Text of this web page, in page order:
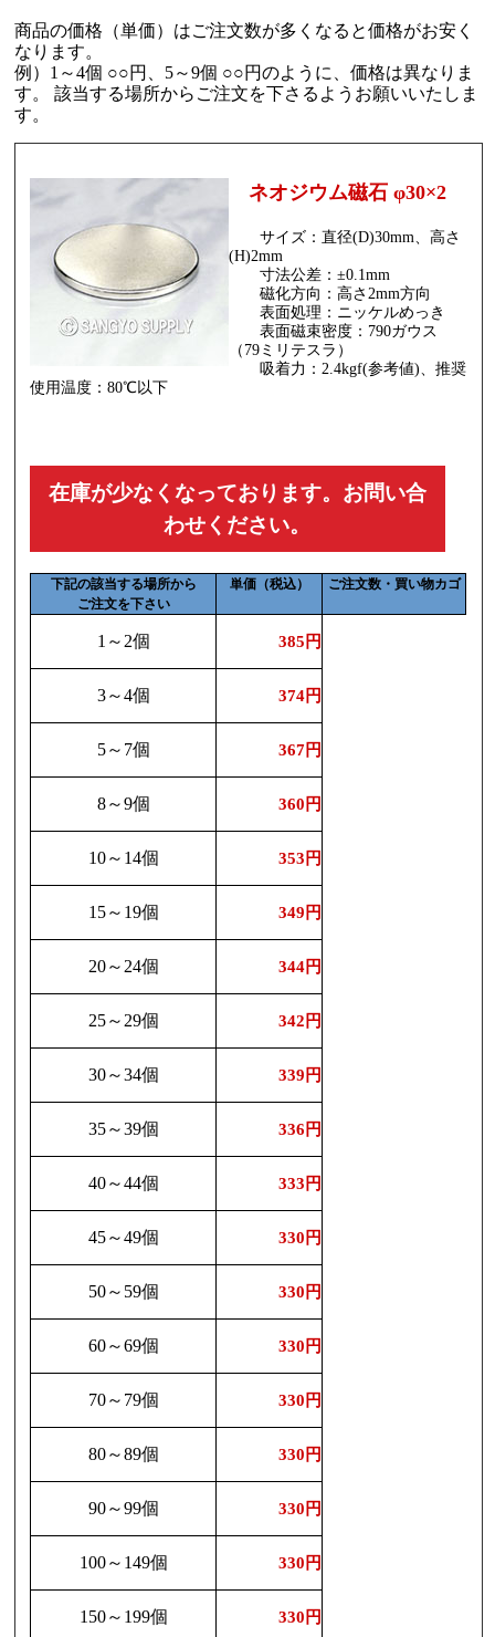
商品の価格（単価）はご注文数が多くなると価格がお安く
なります。
例）1～4個 ○○円、5～9個 ○○円のように、価格は異なりま
す。 該当する場所からご注文を下さるようお願いいたしま
す。
ネオジウム磁石 φ30×2
サイズ：直径(D)30mm、高さ
(H)2mm
寸法公差：±0.1mm
磁化方向：高さ2mm方向
表面処理：ニッケルめっき
表面磁束密度：790ガウス
（79ミリテスラ）
吸着力：2.4kgf(参考値)、推奨
使用温度：80℃以下
在庫が少なくなっております。お問い合
わせください。
下記の該当する場所から
ご注文を下さい
単価（税込） ご注文数・買い物カゴ
1～2個 385円
3～4個 374円
5～7個 367円
8～9個 360円
10～14個 353円
15～19個 349円
20～24個 344円
25～29個 342円
30～34個 339円
35～39個 336円
40～44個 333円
45～49個 330円
50～59個 330円
60～69個 330円
70～79個 330円
80～89個 330円
90～99個 330円
100～149個 330円
150～199個 330円